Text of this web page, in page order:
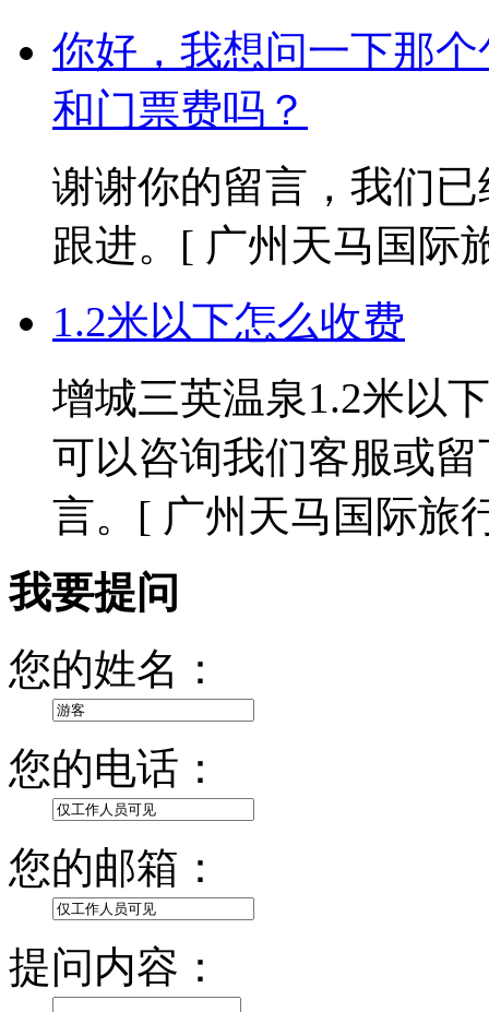
你好，我想问一下那
和门票费吗？
谢谢你的留言，我们
跟进。 [ 广州天马国际
1.2米以下怎么收费
增城三英温泉1.2米以
可以咨询我们客服或
言。 [ 广州天马国际旅
我要提问
您的姓名：
您的电话：
您的邮箱：
提问内容：